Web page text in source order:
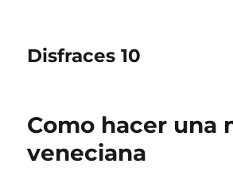
Disfraces 10
Como hacer una
veneciana